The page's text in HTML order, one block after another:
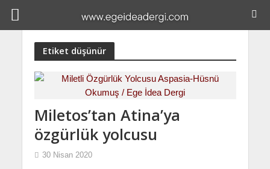
Etiket düşünür
Miletos’tan Atina’ya
özgürlük yolcusu
30 Nisan 2020